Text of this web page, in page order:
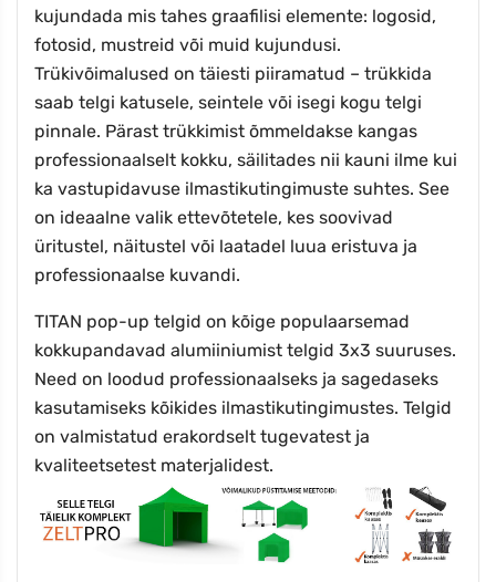
kujundada mis tahes graafilisi elemente: logosid,
fotosid, mustreid või muid kujundusi.
Trükivõimalused on täiesti piiramatud – trükkida
saab telgi katusele, seintele või isegi kogu telgi
pinnale. Pärast trükkimist õmmeldakse kangas
professionaalselt kokku, säilitades nii kauni ilme kui
ka vastupidavuse ilmastikutingimuste suhtes. See
on ideaalne valik ettevõtetele, kes soovivad
üritustel, näitustel või laatadel luua eristuva ja
professionaalse kuvandi.
TITAN pop-up telgid on kõige populaarsemad
kokkupandavad alumiiniumist telgid 3x3 suuruses.
Need on loodud professionaalseks ja sagedaseks
kasutamiseks kõikides ilmastikutingimustes. Telgid
on valmistatud erakordselt tugevatest ja
kvaliteetsetest materjalidest.